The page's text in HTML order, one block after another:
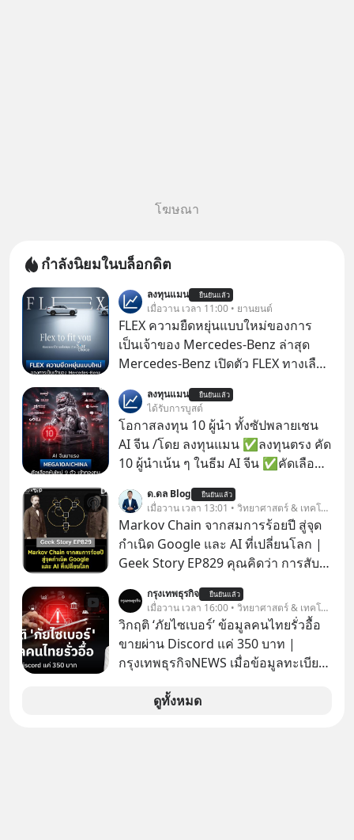
โฆษณา
กำลังนิยมในบล็อกดิต
ลงทุนแมน ยืนยันแล้ว
เมื่อวาน เวลา 11:00 • ยานยนต์
FLEX ความยืดหยุ่นแบบใหม่ของการ
เป็นเจ้าของ Mercedes-Benz ล่าสุด
Mercedes-Benz เปิดตัว FLEX ทางเลือก
“Flex to Fit You ยืดได้ตามสไตล์คุณ
ด้วย StarChoice” ตอบโจทย์ Lifestyle
การเป็นเจ้าของรถที่ออกแบบการเงินได้
เอง ครบสัญญาจะผ่อนต่อ คืนรถ หรือ
ซื้อขาดก็ได้ เช่น
ลงทุนแมน ยืนยันแล้ว
ได้รับการบูสต์
โอกาสลงทุน 10 ผู้นำ ทั้งซัปพลายเชน
AI จีน /โดย ลงทุนแมน ✅ลงทุนตรง คัด
10 ผู้นำเน้น ๆ ในธีม AI จีน ✅คัดเลือก
เจ้าของผู้นำ AI จีน ตั้งแต่โรงงานผลิตชิป
หน่วยความจำ โมเดล AI ยันหุ่นยนต์
✅ได้การรับยกเว้นภาษี Capital Gain
ตามกฎหมายภาษีของประเทศไทย
ด.ดล Blog ยืนยันแล้ว
เมื่อวาน เวลา 13:01 • วิทยาศาสตร์ & เทคโนโลยี
Markov Chain จากสมการร้อยปี สู่จุด
กำเนิด Google และ AI ที่เปลี่ยนโลก |
Geek Story EP829 คุณคิดว่า การสับ
นิวเคลียร์ อัลกอริทึมของ Google ที่ใช้
โค่นล้มแชมป์เก่าอย่าง Yahoo และ
ความฉลาดของ AI ในปัจจุบัน มีอะไรที่
เหมือนกัน? เชื่อหรือไม่ว่า สิ่งเปลี่ยนโลก
ทั้งหมดนี้ ล้วนมีจุดเริ่มต้นมาจาก “การ
ทะเลาะกัน” ของนักคณิตศาสตร์ชาว
รัสเซียสองคนเมื่อกว่าร้อยปีก่อน! จาก
กรุงเทพธุรกิจ ยืนยันแล้ว
เมื่อวาน เวลา 16:00 • วิทยาศาสตร์ & เทคโนโลยี
วิกฤติ ‘ภัยไซเบอร์’ ข้อมูลคนไทยรั่วอื้อ
ขายผ่าน Discord แค่ 350 บาท |
กรุงเทพธุรกิจNEWS เมื่อข้อมูลทะเบียน
ในมือมิจฉาชีพ และถูกขายในตลาดมืด
ดูทั้งหมด